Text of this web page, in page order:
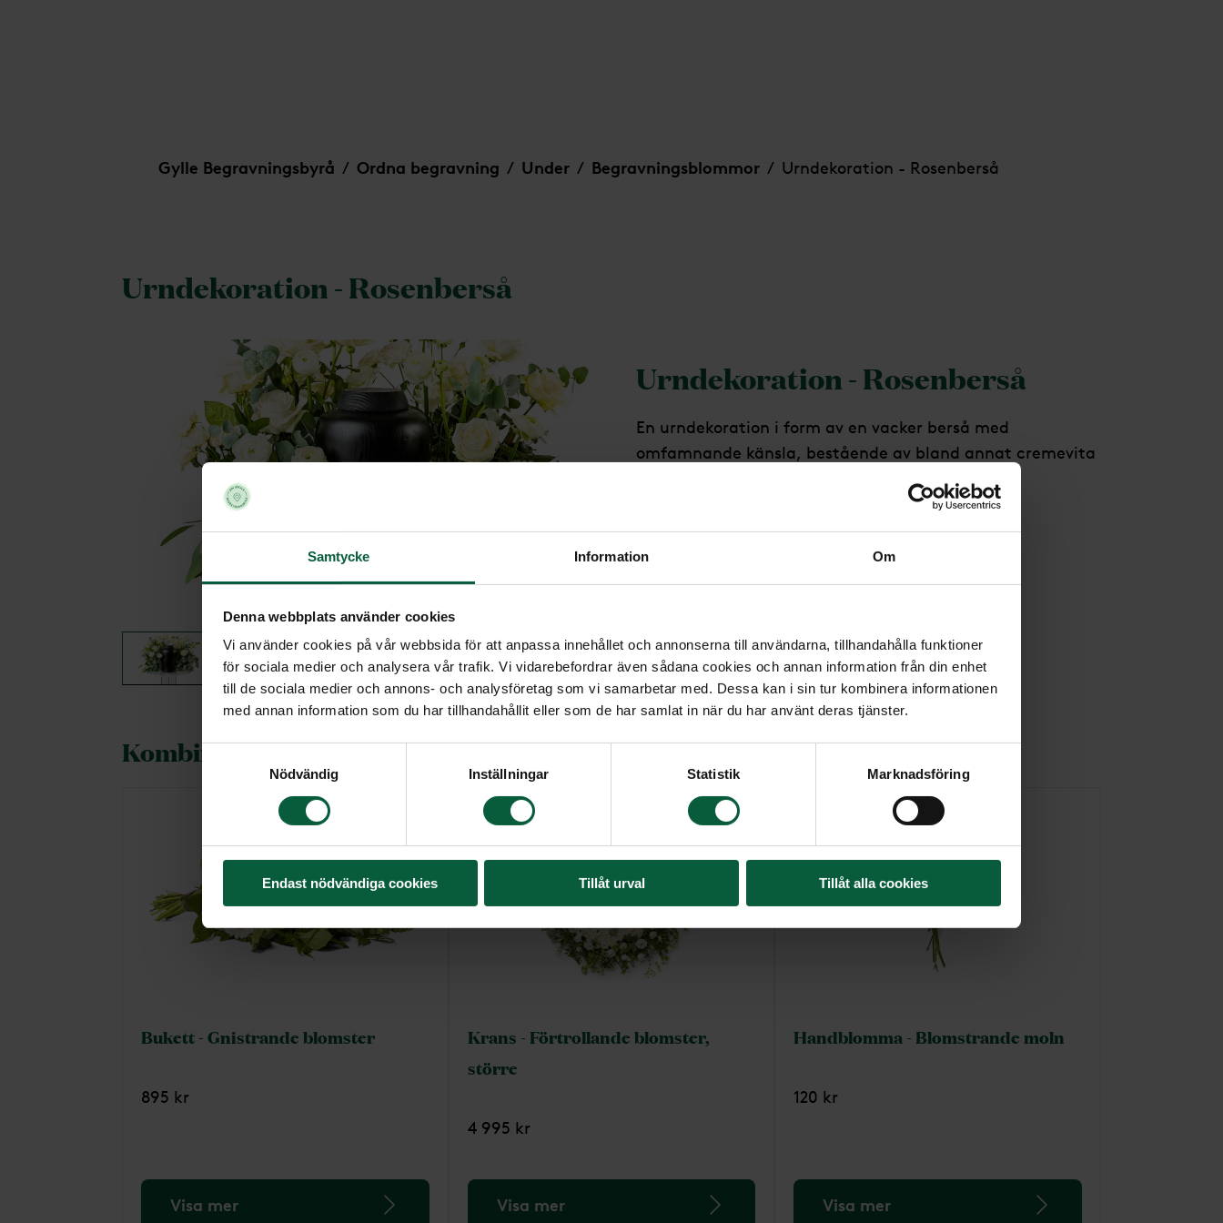
Samtycke Information Om
Denna webbplats använder cookies
Vi använder cookies på vår webbsida för att anpassa innehållet och annonserna till användarna, tillhandahålla funktioner
för sociala medier och analysera vår trafik. Vi vidarebefordrar även sådana cookies och annan information från din enhet
till de sociala medier och annons- och analysföretag som vi samarbetar med. Dessa kan i sin tur kombinera informationen
med annan information som du har tillhandahållit eller som de har samlat in när du har använt deras tjänster.
Samtyckesval
Nödvändig
Inställningar Statistik Marknadsföring
Endast nödvändiga cookies Tillåt urval Tillåt alla cookies
Gylle Begravningsbyrå / Ordna begravning / Under / Begravningsblommor / Urndekoration - Rosenberså
Urndekoration - Rosenberså
Urndekoration - Rosenberså
En urndekoration i form av en vacker berså med
omfamnande känsla, bestående av bland annat cremevita
Bredd: ca 45 cm
Höjd: ca 40 cm
Kombineras gärna med
Bukett - Gnistrande blomster
895 kr
Visa mer
Krans - Förtrollande blomster,
större
4 995 kr
Visa mer
Handblomma - Blomstrande moln
120 kr
Visa mer